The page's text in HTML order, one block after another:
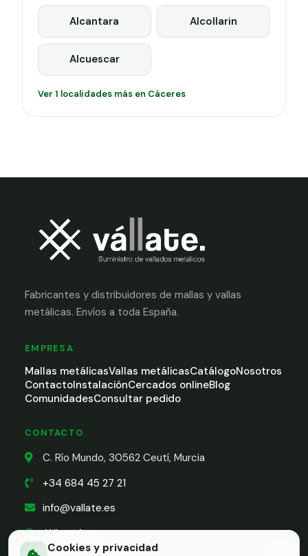
Cookies y privacidad
Alcantara Alcollarin
Alcuescar
Ver 1 localidades más en Cáceres
Fabricantes y distribuidores de mallas y vallas
metálicas. Envíos a toda España.
EMPRESA
Mallas metálicasVallas metálicasCatálogoNosotros
ContactoInstalaciónCercados onlineBlog
ComunidadesConsultar pedido
CONTACTO
C. Río Mundo, 30562 Ceutí, Murcia
+34 684 45 27 21
info@vallate.es
WhatsApp